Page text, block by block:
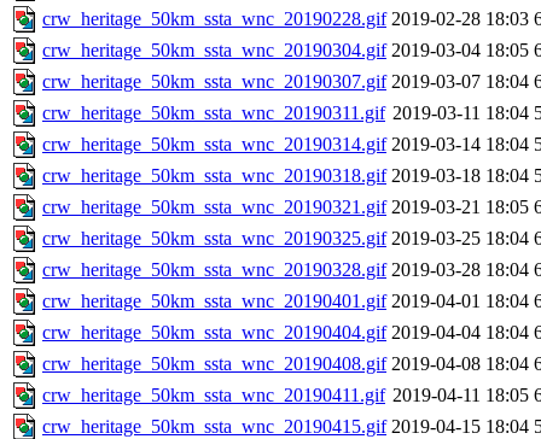
crw_heritage_50km_ssta_wnc_20190228.gif 2019-02-28 18:03
crw_heritage_50km_ssta_wnc_20190304.gif 2019-03-04 18:05
crw_heritage_50km_ssta_wnc_20190307.gif 2019-03-07 18:04
crw_heritage_50km_ssta_wnc_20190311.gif 2019-03-11 18:04
crw_heritage_50km_ssta_wnc_20190314.gif 2019-03-14 18:04
crw_heritage_50km_ssta_wnc_20190318.gif 2019-03-18 18:04
crw_heritage_50km_ssta_wnc_20190321.gif 2019-03-21 18:05
crw_heritage_50km_ssta_wnc_20190325.gif 2019-03-25 18:04
crw_heritage_50km_ssta_wnc_20190328.gif 2019-03-28 18:04
crw_heritage_50km_ssta_wnc_20190401.gif 2019-04-01 18:04
crw_heritage_50km_ssta_wnc_20190404.gif 2019-04-04 18:04
crw_heritage_50km_ssta_wnc_20190408.gif 2019-04-08 18:04
crw_heritage_50km_ssta_wnc_20190411.gif 2019-04-11 18:05
crw_heritage_50km_ssta_wnc_20190415.gif 2019-04-15 18:04